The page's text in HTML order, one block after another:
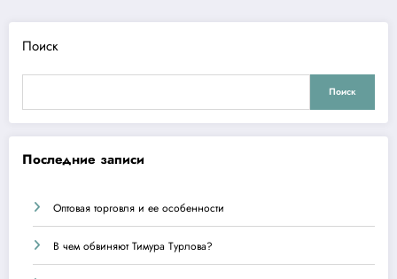
Поиск
Поиск
Последние записи
Оптовая торговля и ее особенности
В чем обвиняют Тимура Турлова?